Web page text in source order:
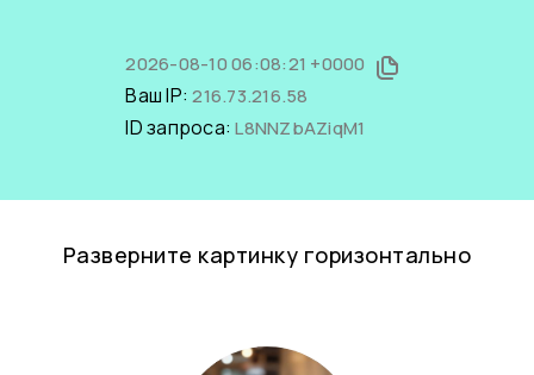
2026-08-10 06:08:21 +0000
Ваш IP:216.73.216.58
ID запроса:L8NNZbAZiqM1
Разверните картинку горизонтально